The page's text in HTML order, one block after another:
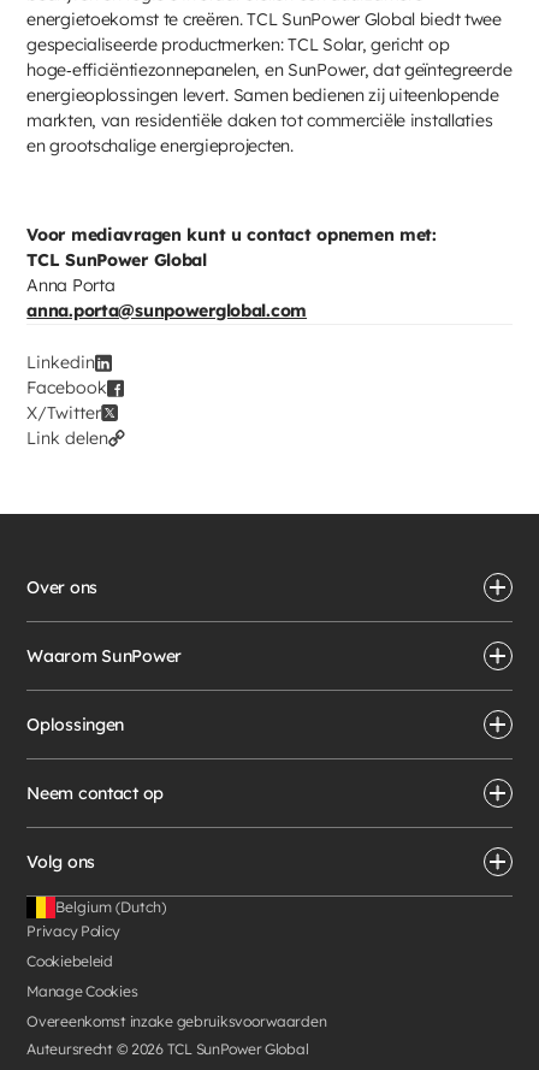
energietoekomst te creëren. TCL SunPower Global biedt twee
gespecialiseerde productmerken: TCL Solar, gericht op
hoge‑efficiëntiezonnepanelen, en SunPower, dat geïntegreerde
energieoplossingen levert. Samen bedienen zij uiteenlopende
markten, van residentiële daken tot commerciële installaties
en grootschalige energieprojecten.
Voor mediavragen kunt u contact opnemen met:
TCL SunPower Global
Anna Porta
anna.porta@sunpowerglobal.com
Linkedin
Facebook
X/Twitter
Link delen
Over ons
Waarom SunPower
Oplossingen
Neem contact op
Volg ons
Privacy Policy
Cookiebeleid
Manage Cookies
Overeenkomst inzake gebruiksvoorwaarden
Auteursrecht ©2026TCL SunPower Global
Belgium (Dutch)